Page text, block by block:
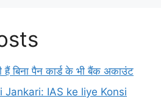
बिना पैन कार्ड के भी बैंक अकाउंट
Jankari: IAS ke liye Konsi